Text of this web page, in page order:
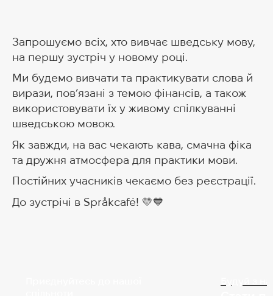
Запрошуємо всіх, хто вивчає шведську мову,
на першу зустріч у новому році.
Ми будемо вивчати та практикувати слова й
вирази, пов’язані з темою фінансів, а також
використовувати їх у живому спілкуванні
шведською мовою.
Як завжди, на вас чекають кава, смачна фіка
та дружня атмосфера для практики мови.
Постійних учасників чекаємо без реєстрації.
До зустрічі в Språkcafé! 💛💙